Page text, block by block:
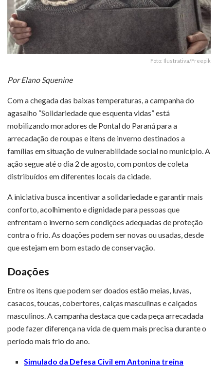
Foto: Ilustrativa/Freepik
Por Elano Squenine
Com a chegada das baixas temperaturas, a campanha do
agasalho “Solidariedade que esquenta vidas” está
mobilizando moradores de Pontal do Paraná para a
arrecadação de roupas e itens de inverno destinados a
famílias em situação de vulnerabilidade social no município. A
ação segue até o dia 2 de agosto, com pontos de coleta
distribuídos em diferentes locais da cidade.
A iniciativa busca incentivar a solidariedade e garantir mais
conforto, acolhimento e dignidade para pessoas que
enfrentam o inverno sem condições adequadas de proteção
contra o frio. As doações podem ser novas ou usadas, desde
que estejam em bom estado de conservação.
Doações
Entre os itens que podem ser doados estão meias, luvas,
casacos, toucas, cobertores, calças masculinas e calçados
masculinos. A campanha destaca que cada peça arrecadada
pode fazer diferença na vida de quem mais precisa durante o
período mais frio do ano.
Simulado da Defesa Civil em Antonina treina